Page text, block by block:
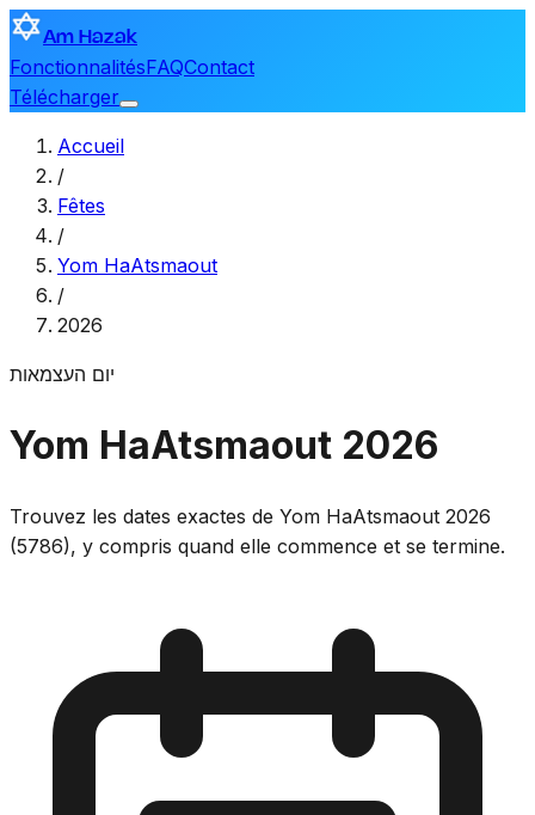
Am Hazak
FonctionnalitésFAQContact
Télécharger
Accueil
/
Fêtes
/
Yom HaAtsmaout
/
2026
יום העצמאות
Yom HaAtsmaout 2026
Trouvez les dates exactes de Yom HaAtsmaout 2026
(5786), y compris quand elle commence et se termine.